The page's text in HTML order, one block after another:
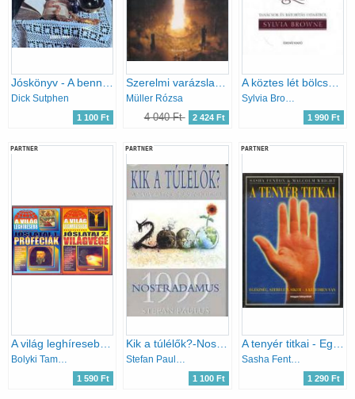
Dick Sutphen
1 100 Ft
Müller Rózsa
4 040 Ft 2 424 Ft
A köztes lét bölcsessége
Sylvia Browne
1 990 Ft
PARTNER
Bolyki Tamás (szerk.)
1 590 Ft
PARTNER
Stefan Paulus
1 100 Ft
PARTNER
Sasha Fenton, Malcolm Wright
1 290 Ft